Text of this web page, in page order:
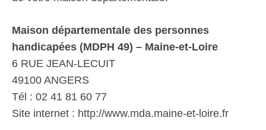
Maison départementale des personnes
handicapées (MDPH 49) – Maine-et-Loire
6 RUE JEAN-LECUIT
49100 ANGERS
Tél : 02 41 81 60 77
Site internet : http://www.mda.maine-et-loire.fr